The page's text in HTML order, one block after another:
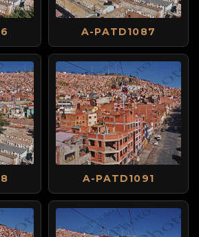
A-PATD1087
A-PATD1091